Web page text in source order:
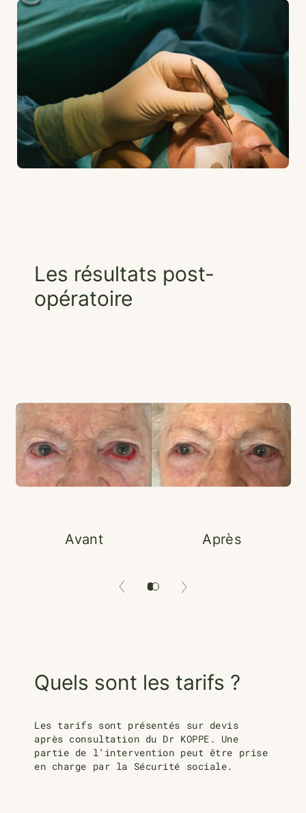
Les résultats post-
opératoire
Avant Après
Quels sont les tarifs ?
Les tarifs sont présentés sur devis
après consultation du Dr KOPPE. Une
partie de l’intervention peut être prise
en charge par la Sécurité sociale.